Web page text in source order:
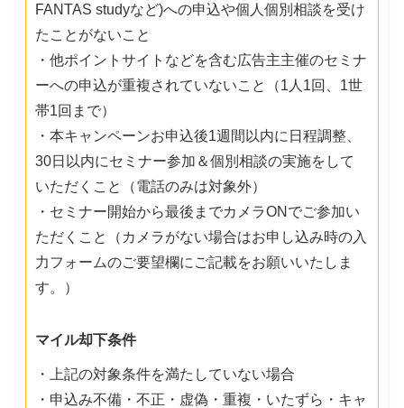
FANTAS studyなど)への申込や個人個別相談を受け
たことがないこと
・他ポイントサイトなどを含む広告主主催のセミナ
ーへの申込が重複されていないこと（1人1回、1世
帯1回まで）
・本キャンペーンお申込後1週間以内に日程調整、
30日以内にセミナー参加＆個別相談の実施をして
いただくこと（電話のみは対象外）
・セミナー開始から最後までカメラONでご参加い
ただくこと（カメラがない場合はお申し込み時の入
力フォームのご要望欄にご記載をお願いいたしま
す。）
マイル却下条件
・上記の対象条件を満たしていない場合
・申込み不備・不正・虚偽・重複・いたずら・キャ